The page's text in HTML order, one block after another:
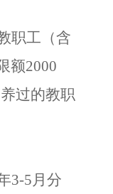
职工（含
额2000
过的教职
3-5月分